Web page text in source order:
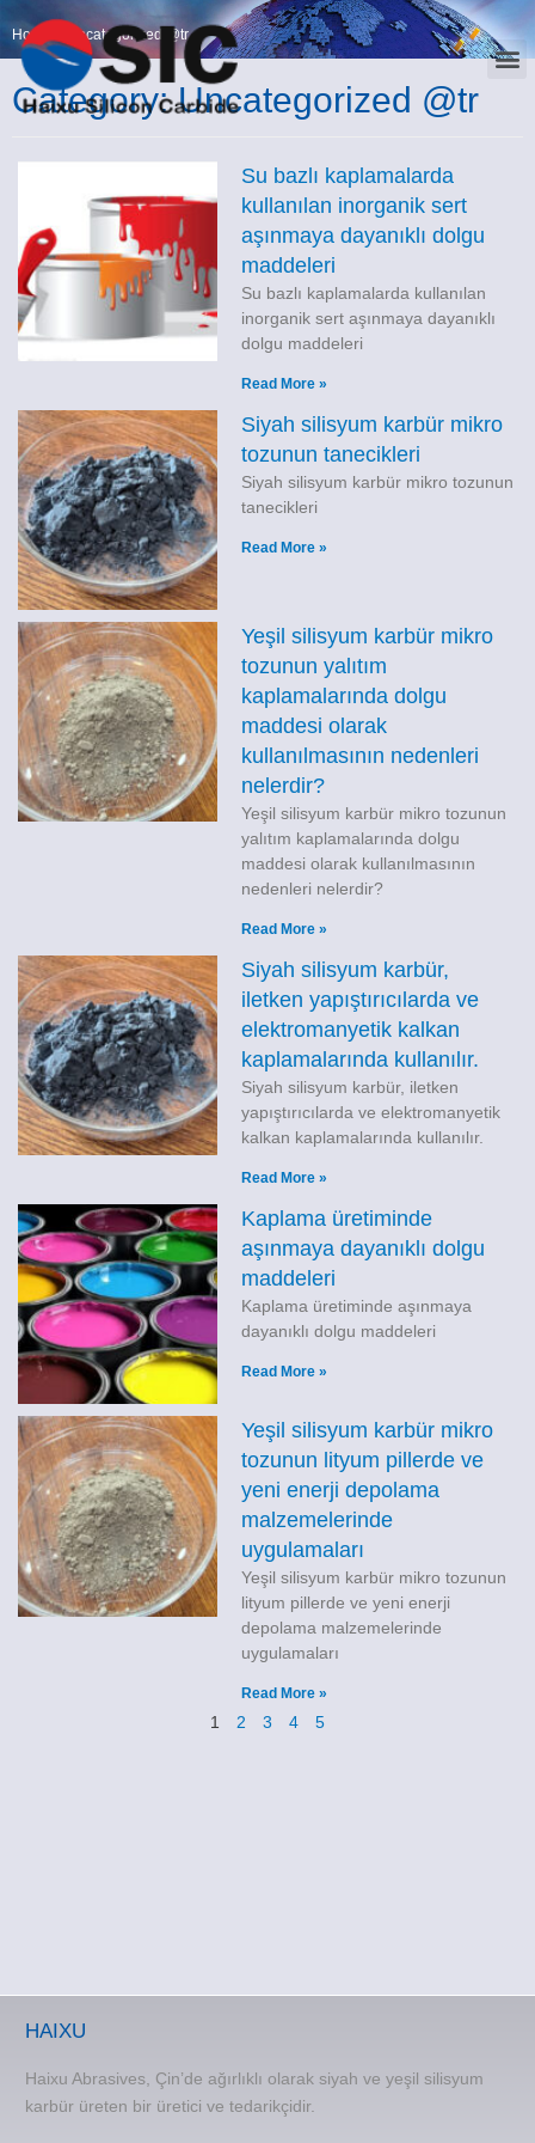
Home Uncategorized @tr
Category: Uncategorized @tr
Su bazlı kaplamalarda
kullanılan inorganik sert
aşınmaya dayanıklı dolgu
maddeleri
Su bazlı kaplamalarda kullanılan
inorganik sert aşınmaya dayanıklı
dolgu maddeleri
Read More »
Siyah silisyum karbür mikro
tozunun tanecikleri
Siyah silisyum karbür mikro tozunun
tanecikleri
Read More »
Yeşil silisyum karbür mikro
tozunun yalıtım
kaplamalarında dolgu
maddesi olarak
kullanılmasının nedenleri
nelerdir?
Yeşil silisyum karbür mikro tozunun
yalıtım kaplamalarında dolgu
maddesi olarak kullanılmasının
nedenleri nelerdir?
Read More »
Siyah silisyum karbür,
iletken yapıştırıcılarda ve
elektromanyetik kalkan
kaplamalarında kullanılır.
Siyah silisyum karbür, iletken
yapıştırıcılarda ve elektromanyetik
kalkan kaplamalarında kullanılır.
Read More »
Kaplama üretiminde
aşınmaya dayanıklı dolgu
maddeleri
Kaplama üretiminde aşınmaya
dayanıklı dolgu maddeleri
Read More »
Yeşil silisyum karbür mikro
tozunun lityum pillerde ve
yeni enerji depolama
malzemelerinde
uygulamaları
Yeşil silisyum karbür mikro tozunun
lityum pillerde ve yeni enerji
depolama malzemelerinde
uygulamaları
Read More »
1 2 3 4 5
HAIXU
Haixu Abrasives, Çin’de ağırlıklı olarak siyah ve yeşil silisyum
karbür üreten bir üretici ve tedarikçidir.